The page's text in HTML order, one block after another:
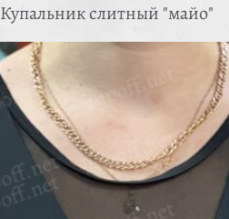
Купальник слитный "майо"